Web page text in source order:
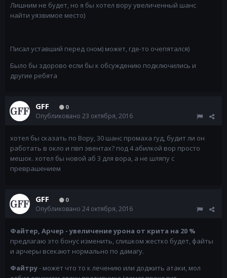
Лишним не будет, но я бы хотел вору увеличенный шанс
найти уязвимое место)
Писал уставший перед сном) может, где-то очепятался)
Было бы здорово если бы к обсуждению подключились и
другие ребята
GFF 0
Опубликовано 23 октября, 2016
хотел бы сказать по Вору, 30 шанс промаха гуд, будит ли он
работать в окло и пвп эвентах? под 4 абилкой вор просто
мешок. хотел бы новой аб 3 для вора, а не шляпу с
преврашением
GFF 0
Опубликовано 24 октября, 2016
Файтер, Арчер - увеличение урона от крита на 20 %
предлагаю это бонус изменить, слишком жестко будет, файты
и арчеры всекают нормально по дамагу.
Файтру- может что то к лечению или доджить атаки, мол